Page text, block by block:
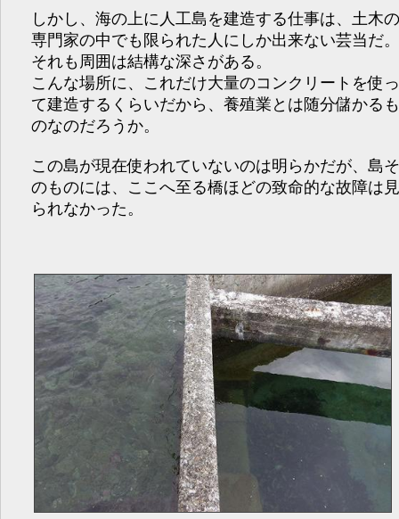
しかし、海の上に人工島を建造する仕事は、土木
専門家の中でも限られた人にしか出来ない芸当だ
それも周囲は結構な深さがある。
こんな場所に、これだけ大量のコンクリートを使
て建造するくらいだから、養殖業とは随分儲かる
のなのだろうか。
この島が現在使われていないのは明らかだが、島
のものには、ここへ至る橋ほどの致命的な故障は
られなかった。